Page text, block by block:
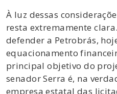
À luz dessas
resta extremamente
defender a Petrobrás,
equacionamento
principal objetivo do
senador Serra é, na
empresa estatal das